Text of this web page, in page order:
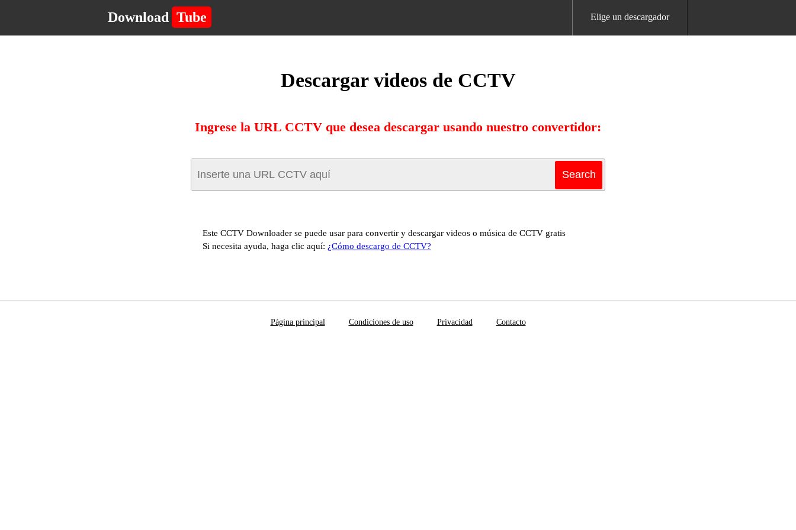
Download Tube Elige un descargador
Descargar videos de CCTV
Ingrese la URL CCTV que desea descargar usando nuestro convertidor:
Este CCTV Downloader se puede usar para convertir y descargar videos o música de CCTV gratis
Si necesita ayuda, haga clic aquí: ¿Cómo descargo de CCTV?
Página principal Condiciones de uso Privacidad Contacto